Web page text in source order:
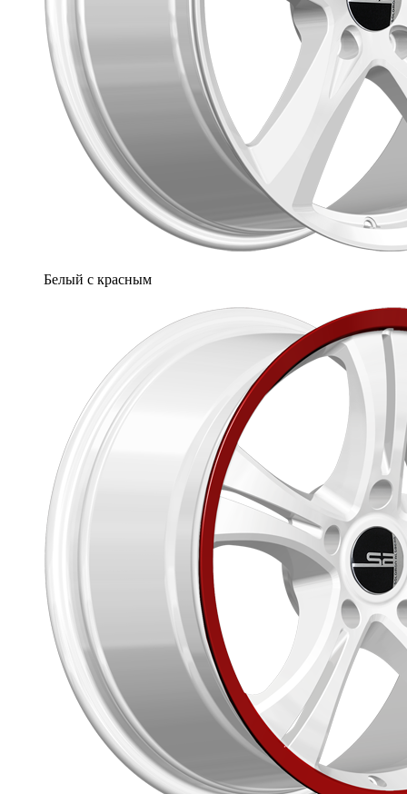
Белый с красным